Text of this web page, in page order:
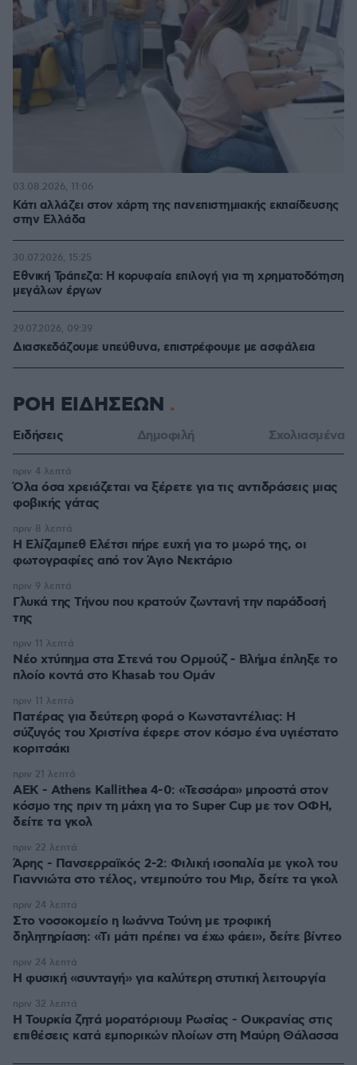
Κάτι αλλάζει στον χάρτη της πανεπιστημιακής εκπαίδευσης
στην Ελλάδα
03.08.2026, 11:06
Εθνική Τράπεζα: Η κορυφαία επιλογή για τη χρηματοδότηση
μεγάλων έργων
30.07.2026, 15:25
Διασκεδάζουμε υπεύθυνα, επιστρέφουμε με ασφάλεια
29.07.2026, 09:39
ΡΟΗ ΕΙΔΗΣΕΩΝ
Ειδήσεις Δημοφιλή Σχολιασμένα
Όλα όσα χρειάζεται να ξέρετε για τις αντιδράσεις μιας
φοβικής γάτας
πριν 4 λεπτά
Η Ελίζαμπεθ Ελέτσι πήρε ευχή για το μωρό της, οι
φωτογραφίες από τον Άγιο Νεκτάριο
πριν 8 λεπτά
Γλυκά της Τήνου που κρατούν ζωντανή την παράδοσή
της
πριν 9 λεπτά
Νέο χτύπημα στα Στενά του Ορμούζ - Βλήμα έπληξε το
πλοίο κοντά στο Khasab του Ομάν
πριν 11 λεπτά
Πατέρας για δεύτερη φορά ο Κωνσταντέλιας: Η
σύζυγός του Χριστίνα έφερε στον κόσμο ένα υγιέστατο
κοριτσάκι
πριν 11 λεπτά
ΑΕΚ - Athens Kallithea 4-0: «Τεσσάρα» μπροστά στον
κόσμο της πριν τη μάχη για το Super Cup με τον ΟΦΗ,
δείτε τα γκολ
πριν 21 λεπτά
Άρης - Πανσερραϊκός 2-2: Φιλική ισοπαλία με γκολ του
Γιαννιώτα στο τέλος, ντεμπούτο του Μιρ, δείτε τα γκολ
πριν 22 λεπτά
Στο νοσοκομείο η Ιωάννα Τούνη με τροφική
δηλητηρίαση: «Τι μάτι πρέπει να έχω φάει», δείτε βίντεο
πριν 24 λεπτά
Η φυσική «συνταγή» για καλύτερη στυτική λειτουργία
πριν 24 λεπτά
Η Τουρκία ζητά μορατόριουμ Ρωσίας - Ουκρανίας στις
επιθέσεις κατά εμπορικών πλοίων στη Μαύρη Θάλασσα
πριν 32 λεπτά